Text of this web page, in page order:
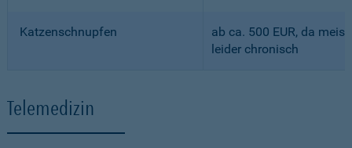
Katzenschnupfen
ab ca. 500 EUR, da
leider chronisch
Telemedizin